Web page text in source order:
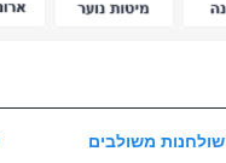
שולחנות משולבים